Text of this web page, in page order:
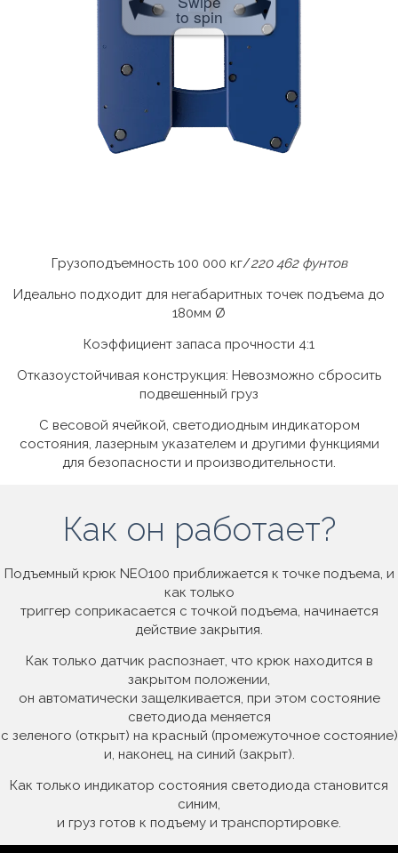
to spin
Грузоподъемность 100 000 кг/220 462 фунтов
Идеально подходит для негабаритных точек подъема до
180мм Ø
Коэффициент запаса прочности 4:1
Отказоустойчивая конструкция: Невозможно сбросить
подвешенный груз
С весовой ячейкой, светодиодным индикатором
состояния, лазерным указателем и другими функциями
для безопасности и производительности.
Как он работает?
Подъемный крюк NEO100 приближается к точке подъема, и
как только
триггер соприкасается с точкой подъема, начинается
действие закрытия.
Как только датчик распознает, что крюк находится в
закрытом положении,
он автоматически защелкивается, при этом состояние
светодиода меняется
с зеленого (открыт) на красный (промежуточное состояние)
и, наконец, на синий (закрыт).
Как только индикатор состояния светодиода становится
синим,
и груз готов к подъему и транспортировке.